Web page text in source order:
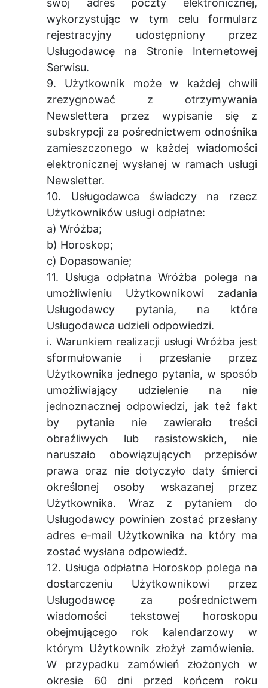
swój adres poczty elektronicznej,
wykorzystując w tym celu formularz
rejestracyjny udostępniony przez
Usługodawcę na Stronie Internetowej
Serwisu.
9. Użytkownik może w każdej chwili
zrezygnować z otrzymywania
Newslettera przez wypisanie się z
subskrypcji za pośrednictwem odnośnika
zamieszczonego w każdej wiadomości
elektronicznej wysłanej w ramach usługi
Newsletter.
10. Usługodawca świadczy na rzecz
Użytkowników usługi odpłatne:
a) Wróżba;
b) Horoskop;
c) Dopasowanie;
11. Usługa odpłatna Wróżba polega na
umożliwieniu Użytkownikowi zadania
Usługodawcy pytania, na które
Usługodawca udzieli odpowiedzi.
i. Warunkiem realizacji usługi Wróżba jest
sformułowanie i przesłanie przez
Użytkownika jednego pytania, w sposób
umożliwiający udzielenie na nie
jednoznacznej odpowiedzi, jak też fakt
by pytanie nie zawierało treści
obraźliwych lub rasistowskich, nie
naruszało obowiązujących przepisów
prawa oraz nie dotyczyło daty śmierci
określonej osoby wskazanej przez
Użytkownika. Wraz z pytaniem do
Usługodawcy powinien zostać przesłany
adres e-mail Użytkownika na który ma
zostać wysłana odpowiedź.
12. Usługa odpłatna Horoskop polega na
dostarczeniu Użytkownikowi przez
Usługodawcę za pośrednictwem
wiadomości tekstowej horoskopu
obejmującego rok kalendarzowy w
którym Użytkownik złożył zamówienie.
W przypadku zamówień złożonych w
okresie 60 dni przed końcem roku